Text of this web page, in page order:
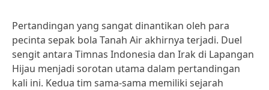
Pertandingan yang sangat dinantikan oleh para
pecinta sepak bola Tanah Air akhirnya terjadi. Duel
sengit antara Timnas Indonesia dan Irak di Lapangan
Hijau menjadi sorotan utama dalam pertandingan
kali ini. Kedua tim sama-sama memiliki sejarah